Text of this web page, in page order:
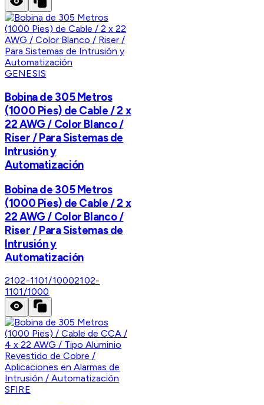
GENESIS
Bobina de 305 Metros
(1000 Pies) de Cable / 2 x
22 AWG / Color Blanco /
Riser / Para Sistemas de
Intrusión y
Automatización
Bobina de 305 Metros
(1000 Pies) de Cable / 2 x
22 AWG / Color Blanco /
Riser / Para Sistemas de
Intrusión y
Automatización
2102-1101/10002102-
1101/1000
SFIRE